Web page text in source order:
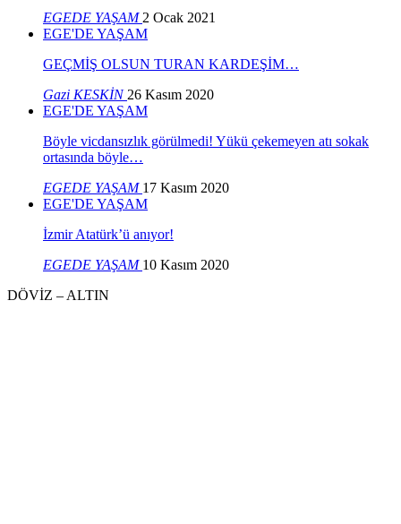
EGEDE YAŞAM 2 Ocak 2021
EGE'DE YAŞAM
GEÇMİŞ OLSUN TURAN KARDEŞİM…
Gazi KESKİN 26 Kasım 2020
EGE'DE YAŞAM
Böyle vicdansızlık görülmedi! Yükü çekemeyen atı sokak
ortasında böyle…
EGEDE YAŞAM 17 Kasım 2020
EGE'DE YAŞAM
İzmir Atatürk’ü anıyor!
EGEDE YAŞAM 10 Kasım 2020
DÖVİZ – ALTIN